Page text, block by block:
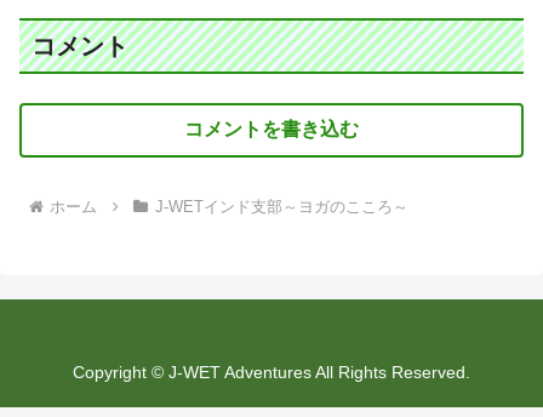
コメント
コメントを書き込む
ホーム J-WETインド支部～ヨガのこころ～
Copyright © J-WET Adventures All Rights Reserved.